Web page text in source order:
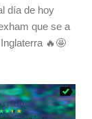
día de hoy
que se a
🔥🤩